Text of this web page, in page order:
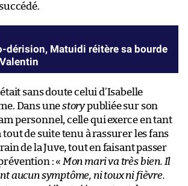
dérision, Matuidi réitère sa bourde
sans doute celui d’Isabelle
Dans unestorypubliée sur son
personnel, celle qui exerce en tant
tout de suite tenu à rassurer les fans
de la Juve, tout en faisant passer
: « Mon mari va très bien. Il
aucun symptôme, ni toux ni fièvre.